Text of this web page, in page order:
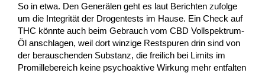
So in etwa. Den Generälen geht es laut Berichten zufolge
um die Integrität der Drogentests im Hause. Ein Check auf
THC könnte auch beim Gebrauch vom CBD Vollspektrum-
Öl anschlagen, weil dort winzige Restspuren drin sind von
der berauschenden Substanz, die freilich bei Limits im
Promillebereich keine psychoaktive Wirkung mehr entfalten